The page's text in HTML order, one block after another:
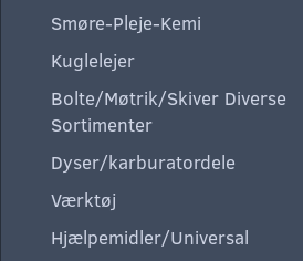
Smøre-Pleje-Kemi
Kuglelejer
Bolte/Møtrik/Skiver Diverse
Sortimenter
Dyser/karburatordele
Værktøj
Hjælpemidler/Universal